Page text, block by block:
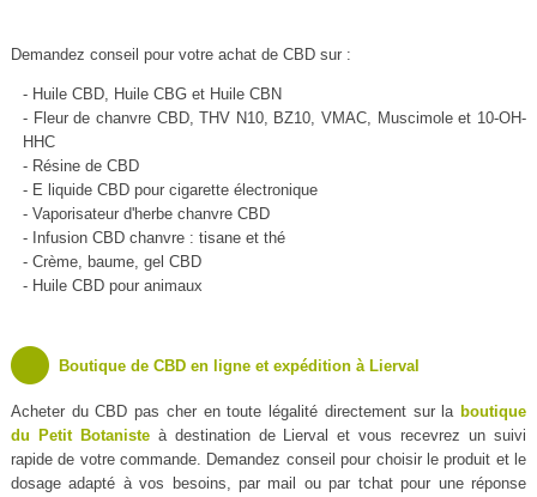
Demandez conseil pour votre achat de CBD sur :
- Huile CBD, Huile CBG et Huile CBN
- Fleur de chanvre CBD, THV N10, BZ10, VMAC, Muscimole et 10-OH-
HHC
- Résine de CBD
- E liquide CBD pour cigarette électronique
- Vaporisateur d'herbe chanvre CBD
- Infusion CBD chanvre : tisane et thé
- Crème, baume, gel CBD
- Huile CBD pour animaux
Boutique de CBD en ligne et expédition à Lierval
Acheter du CBD pas cher en toute légalité directement sur la boutique
du Petit Botanisteà destination de Lierval et vous recevrez un suivi
rapide de votre commande. Demandez conseil pour choisir le produit et le
dosage adapté à vos besoins, par mail ou par tchat pour une réponse